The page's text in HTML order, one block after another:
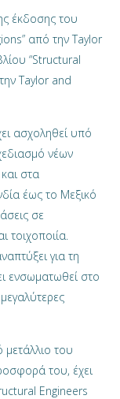
έκδοσης του
από την Taylor
“Structural
Taylor and
ασχοληθεί υπό
νέων
στα
έως το Μεξικό
σε
τοιχοποιία.
για τη
ενσωματωθεί στο
του
του, έχει
Engineers